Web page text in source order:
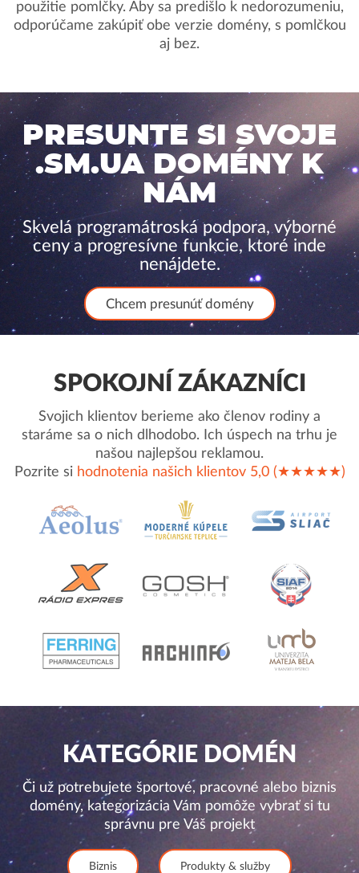
použitie pomlčky. Aby sa predišlo k nedorozumeniu,
odporúčame zakúpiť obe verzie domény, s pomlčkou
aj bez.
PRESUNTE SI SVOJE
.SM.UA DOMÉNY K
NÁM
Skvelá programátroská podpora, výborné
ceny a progresívne funkcie, ktoré inde
nenájdete.
Chcem presunúť domény
SPOKOJNÍ ZÁKAZNÍCI
Svojich klientov berieme ako členov rodiny a
staráme sa o nich dlhodobo. Ich úspech na trhu je
našou najlepšou reklamou.
Pozrite si hodnotenia našich klientov 5,0 (★★★★★)
KATEGÓRIE DOMÉN
Či už potrebujete športové, pracovné alebo biznis
domény, kategorizácia Vám pomôže vybrať si tu
správnu pre Váš projekt
Biznis Produkty & služby